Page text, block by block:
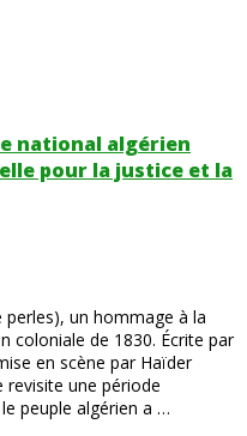
national algérien
pour la justice et la
perles), un hommage à la
coloniale de 1830. Écrite par
en scène par Haïder
une période
peuple algérien a …